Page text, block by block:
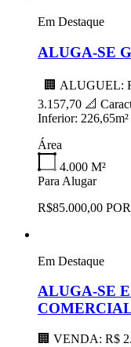
Em Destaque
ALUGA-SE
🏢 ALUGUEL:
3.157,70 📐
Inferior:
Área
4.000 M²
Para Alugar
R$85.000,00
Em Destaque
ALUGA-SE
🏢 VENDA: R$